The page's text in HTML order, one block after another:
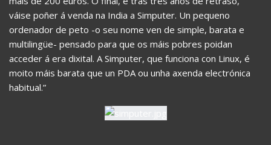
váise poñer á venda na India a Simputer. Un pequeno
ordenador de peto -o seu nome ven de simple, barata e
multilingüe- pensado para que os máis pobres poidan
acceder á era dixital. A Simputer, que funciona con Linux, é
moito máis barata que un PDA ou unha axenda electrónica
habitual.”